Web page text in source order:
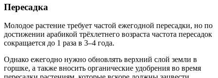
Пересадка
Молодое растение требует частой ежегодной пересадки, но по
достижении арабикой трёхлетнего возраста частота пересадок
сокращается до 1 раза в 3–4 года.
Однако ежегодно нужно обновлять верхний слой земли в
горшке, а также вносить органические удобрения во время